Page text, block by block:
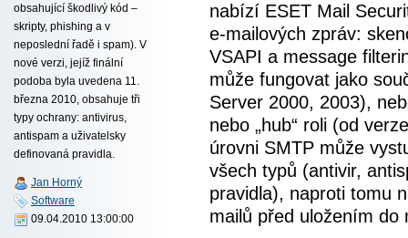
obsahující škodlivý kód –
skripty, phishing a v
neposlední řadě i spam). V
nové verzi, jejíž finální
podoba byla uvedena 11.
března 2010, obsahuje tři
typy ochrany: antivirus,
antispam a uživatelsky
definovaná pravidla.
Jan Horný
Software
09.04.2010 13:00:00
nabízí ESET Mail
e-mailových zpráv:
VSAPI a message
může fungovat jako
Server 2000, 2003),
nebo „hub“ roli (od
úrovni SMTP může
všech typů (antivir,
pravidla), naproti tomu
mailů před uložením do